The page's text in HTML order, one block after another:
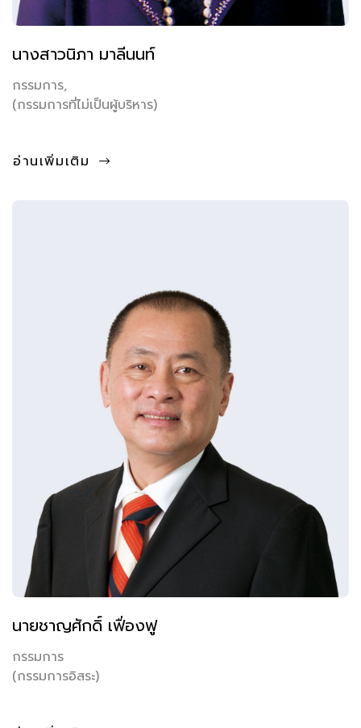
นางสาวนิภา มาลีนนท์
กรรมการ,
(กรรมการที่ไม่เป็นผู้บริหาร)
อ่านเพิ่มเติม
นายชาญศักดิ์ เฟื่องฟู
กรรมการ
(กรรมการอิสระ)